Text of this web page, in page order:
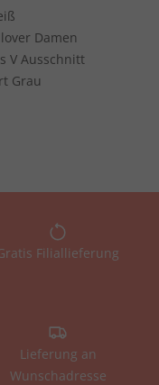
Damen
V Ausschnitt
Grau
Filiallieferung
Lieferung an
Wunschadresse